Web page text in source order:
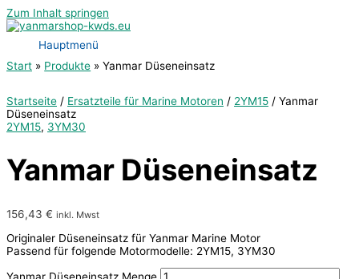
Zum Inhalt springen
Hauptmenü
Start
Produkte Yanmar Düseneinsatz
Startseite / Ersatzteile für Marine Motoren / 2YM15 / Yanmar
Düseneinsatz
2YM15, 3YM30
Yanmar Düseneinsatz
156,43 € inkl. Mwst
Originaler Düseneinsatz für Yanmar Marine Motor
Passend für folgende Motormodelle: 2YM15, 3YM30